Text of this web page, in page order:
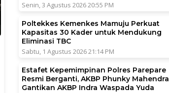
Senin, 3 Agustus 2026 20:55 PM
Poltekkes Kemenkes Mamuju Perkuat
Kapasitas 30 Kader untuk Mendukung
Eliminasi TBC
Sabtu, 1 Agustus 2026 21:14 PM
Estafet Kepemimpinan Polres Parepare
Resmi Berganti, AKBP Phunky Mahendra
Gantikan AKBP Indra Waspada Yuda